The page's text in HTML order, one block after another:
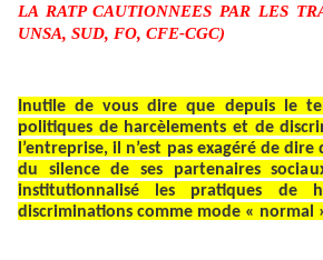
LA RATP CAUTIONNEES PAR LES
UNSA, SUD, FO, CFE-CGC)
Inutile de vous dire que depuis le
politiques de harcèlements et de
l’entreprise, il n’est pas exagéré de dire
du silence de ses partenaires
institutionnalisé les pratiques de
discriminations comme mode « normal